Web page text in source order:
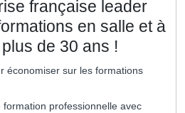
française leader
en salle et à
de 30 ans !
économiser sur les formations
professionnelle avec